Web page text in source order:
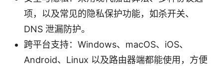
项，以及常见的隐私保护功能，如杀开关、
DNS 泄漏防护。
跨平台支持：Windows、macOS、iOS、
Android、Linux 以及路由器端都能使用，方便